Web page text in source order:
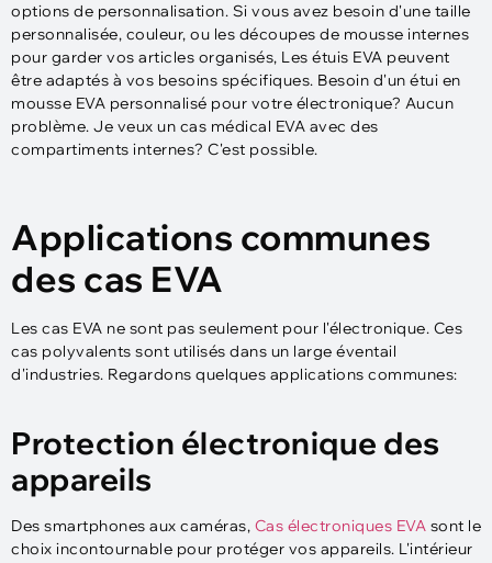
options de personnalisation. Si vous avez besoin d'une taille
personnalisée, couleur, ou les découpes de mousse internes
pour garder vos articles organisés, Les étuis EVA peuvent
être adaptés à vos besoins spécifiques. Besoin d'un étui en
mousse EVA personnalisé pour votre électronique? Aucun
problème. Je veux un cas médical EVA avec des
compartiments internes? C'est possible.
Applications communes
des cas EVA
Les cas EVA ne sont pas seulement pour l'électronique. Ces
cas polyvalents sont utilisés dans un large éventail
d'industries. Regardons quelques applications communes:
Protection électronique des
appareils
Des smartphones aux caméras, Cas électroniques EVA sont le
choix incontournable pour protéger vos appareils. L'intérieur